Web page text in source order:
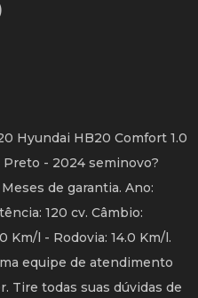
Hyundai HB20 Comfort 1.0
Preto - 2024 seminovo?
de garantia. Ano:
120 cv. Câmbio:
Km/l - Rodovia: 14.0 Km/l.
equipe de atendimento
Tire todas suas dúvidas de